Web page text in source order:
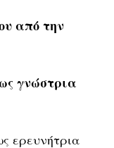
από την
γνώστρια
ερευνήτρια